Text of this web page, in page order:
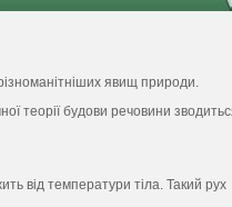
явищ природи.
теорії будови речовини
від температури тіла. Такий рух